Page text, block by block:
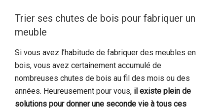
Trier ses chutes de bois pour fabriquer un
meuble
Si vous avez l’habitude de fabriquer des meubles en
bois, vous avez certainement accumulé de
nombreuses chutes de bois au fil des mois ou des
années. Heureusement pour vous, il existe plein de
solutions pour donner une seconde vie à tous ces